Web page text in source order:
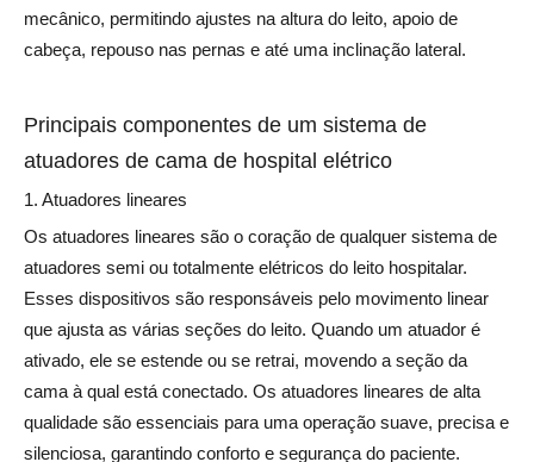
mecânico, permitindo ajustes na altura do leito, apoio de
cabeça, repouso nas pernas e até uma inclinação lateral.
Principais componentes de um sistema de
atuadores de cama de hospital elétrico
1. Atuadores lineares
Os atuadores lineares são o coração de qualquer sistema de
atuadores semi ou totalmente elétricos do leito hospitalar.
Esses dispositivos são responsáveis ​​pelo movimento linear
que ajusta as várias seções do leito. Quando um atuador é
ativado, ele se estende ou se retrai, movendo a seção da
cama à qual está conectado. Os atuadores lineares de alta
qualidade são essenciais para uma operação suave, precisa e
silenciosa, garantindo conforto e segurança do paciente.